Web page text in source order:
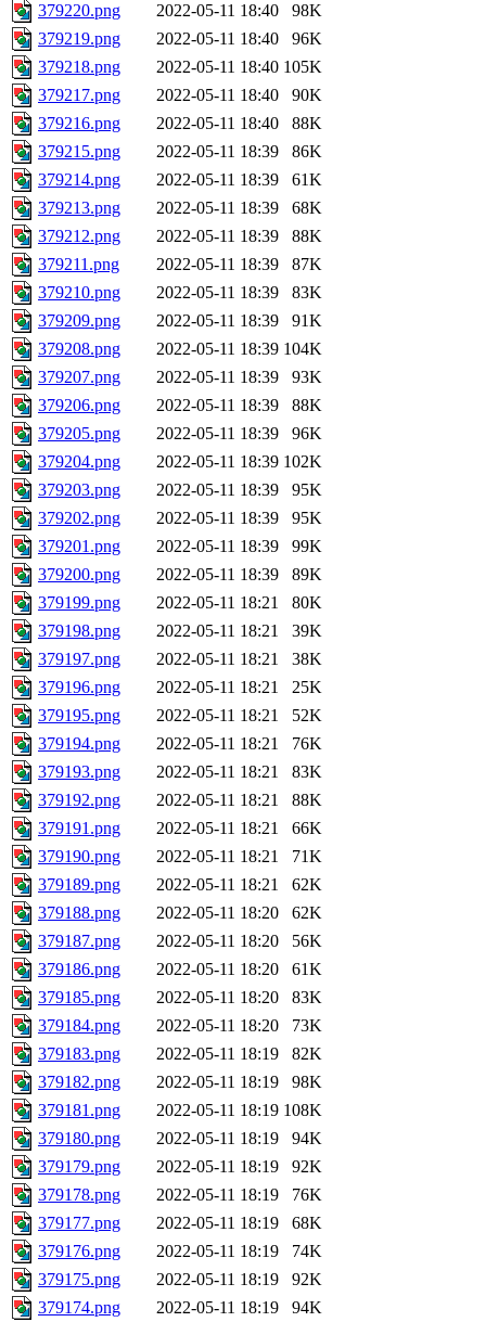
379220.png 2022-05-11 18:40
98K
379219.png
2022-05-11 18:40
96K
379218.png
2022-05-11 18:40 105K
379217.png
2022-05-11 18:40
90K
379216.png
2022-05-11 18:40
88K
379215.png
2022-05-11 18:39
86K
379214.png
2022-05-11 18:39
61K
379213.png
2022-05-11 18:39
68K
379212.png
2022-05-11 18:39
88K
379211.png
2022-05-11 18:39
87K
379210.png
2022-05-11 18:39
83K
379209.png
2022-05-11 18:39
91K
379208.png
2022-05-11 18:39 104K
379207.png
2022-05-11 18:39
93K
379206.png
2022-05-11 18:39
88K
379205.png
2022-05-11 18:39
96K
379204.png
2022-05-11 18:39 102K
379203.png
2022-05-11 18:39
95K
379202.png
2022-05-11 18:39
95K
379201.png
2022-05-11 18:39
99K
379200.png
2022-05-11 18:39
89K
379199.png
2022-05-11 18:21
80K
379198.png
2022-05-11 18:21
39K
379197.png
2022-05-11 18:21
38K
379196.png
2022-05-11 18:21
25K
379195.png
2022-05-11 18:21
52K
379194.png
2022-05-11 18:21
76K
379193.png
2022-05-11 18:21
83K
379192.png
2022-05-11 18:21
88K
379191.png
2022-05-11 18:21
66K
379190.png
2022-05-11 18:21
71K
379189.png
2022-05-11 18:21
62K
379188.png
2022-05-11 18:20
62K
379187.png
2022-05-11 18:20
56K
379186.png
2022-05-11 18:20
61K
379185.png
2022-05-11 18:20
83K
379184.png
2022-05-11 18:20
73K
379183.png
2022-05-11 18:19
82K
379182.png
2022-05-11 18:19
98K
379181.png
2022-05-11 18:19 108K
379180.png
2022-05-11 18:19
94K
379179.png
2022-05-11 18:19
92K
379178.png
2022-05-11 18:19
76K
379177.png
2022-05-11 18:19
68K
379176.png
2022-05-11 18:19
74K
379175.png
2022-05-11 18:19
92K
379174.png
2022-05-11 18:19
94K